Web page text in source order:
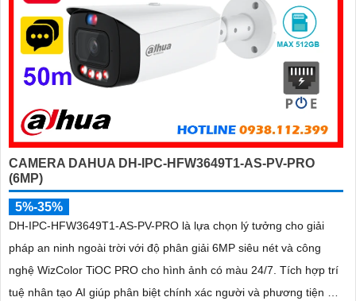
CAMERA DAHUA DH-IPC-HFW3649T1-AS-PV-PRO
(6MP)
5%-35%
DH-IPC-HFW3649T1-AS-PV-PRO là lựa chọn lý tưởng cho giải
pháp an ninh ngoài trời với độ phân giải 6MP siêu nét và công
nghệ WizColor TiOC PRO cho hình ảnh có màu 24/7. Tích hợp trí
tuệ nhân tạo AI giúp phân biệt chính xác người và phương tiện hỗ